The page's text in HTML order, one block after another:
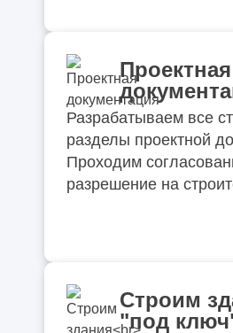
Проектная
Разрабатываем все
разделы проектной
Проходим
разрешение на
Строим
"под